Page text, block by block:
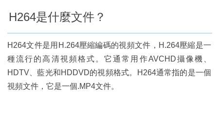
H264是什麼文件？
H264文件是用H.264壓縮編碼的視頻文件，H.264壓縮是一
種流行的高清視頻格式。它通常用作AVCHD攝像機、
HDTV、藍光和HDDVD的視頻格式。H264通常指的是一個
視頻文件，它是一個.MP4文件。